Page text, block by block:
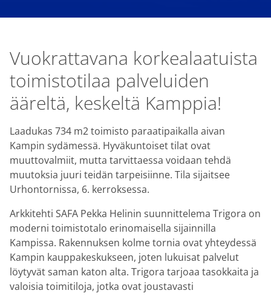
Vuokrattavana korkealaatuista
toimistotilaa palveluiden
ääreltä, keskeltä Kamppia!
Laadukas 734 m2 toimisto paraatipaikalla aivan
Kampin sydämessä. Hyväkuntoiset tilat ovat
muuttovalmiit, mutta tarvittaessa voidaan tehdä
muutoksia juuri teidän tarpeisiinne. Tila sijaitsee
Urhontornissa, 6. kerroksessa.
Arkkitehti SAFA Pekka Helinin suunnittelema Trigora on
moderni toimistotalo erinomaisella sijainnilla
Kampissa. Rakennuksen kolme tornia ovat yhteydessä
Kampin kauppakeskukseen, joten lukuisat palvelut
löytyvät saman katon alta. Trigora tarjoaa tasokkaita ja
valoisia toimitiloja, jotka ovat joustavasti